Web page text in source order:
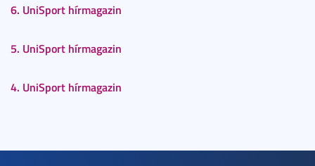
6. UniSport hírmagazin
5. UniSport hírmagazin
4. UniSport hírmagazin